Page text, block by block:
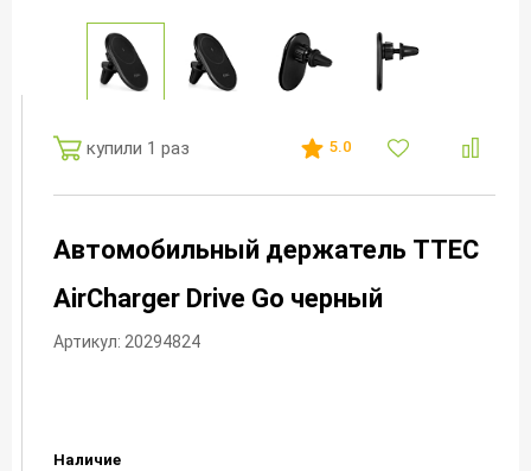
купили 1 раз 5.0
Автомобильный держатель TTEC
AirCharger Drive Go черный
Артикул: 20294824
Наличие